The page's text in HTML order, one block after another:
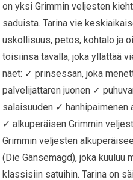
on yksi Grimmin veljesten
saduista. Tarina vie
uskollisuus, petos, kohtalo ja
toisiinsa tavalla, joka yllättää
näet: ✓ prinsessan, joka
palvelijattaren juonen ✓
salaisuuden ✓
✓ alkuperäisen Grimmin
Grimmin veljesten
(Die Gänsemagd), joka kuuluu
klassisiin satuihin. Tarina on